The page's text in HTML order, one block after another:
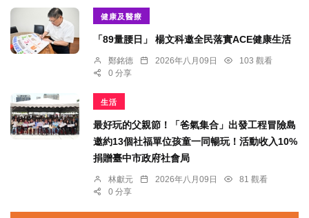
健康及醫療
「89量腰日」 楊文科邀全民落實ACE健康生活
鄭銘德 2026年八月09日
103 觀看
0 分享
生活
最好玩的父親節！「爸氣集合」出發工程冒險島
邀約13個社福單位孩童一同暢玩！活動收入10%
捐贈臺中市政府社會局
林獻元 2026年八月09日
81 觀看
0 分享